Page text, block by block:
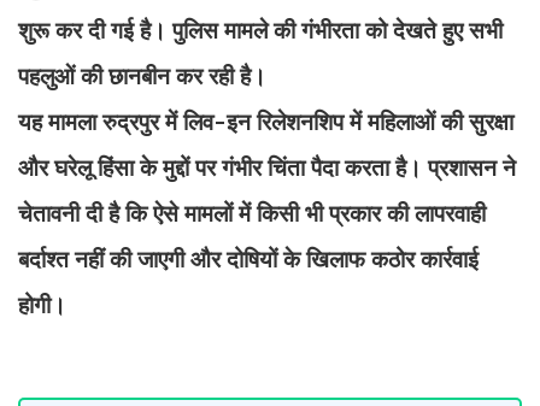
शुरू कर दी गई है। पुलिस मामले की गंभीरता को देखते हुए सभी
पहलुओं की छानबीन कर रही है।
यह मामला रुद्रपुर में लिव-इन रिलेशनशिप में महिलाओं की सुरक्षा
और घरेलू हिंसा के मुद्दों पर गंभीर चिंता पैदा करता है। प्रशासन ने
चेतावनी दी है कि ऐसे मामलों में किसी भी प्रकार की लापरवाही
बर्दाश्त नहीं की जाएगी और दोषियों के खिलाफ कठोर कार्रवाई
होगी।